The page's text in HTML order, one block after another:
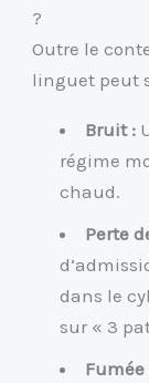
?
Outre le
linguet peut
Bruit :
régime
chaud.
Perte
dans le
sur « 3
Fumée